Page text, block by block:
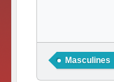
Masculines